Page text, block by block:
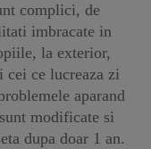
complici, de
imbracate in
la exterior,
cei ce lucreaza zi
aparand
modificate si
dupa doar 1 an.